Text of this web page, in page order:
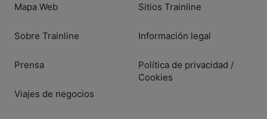
Mapa Web
Sobre Trainline
Prensa
Viajes de negocios
Sitios Trainline
Información legal
Política de privacidad /
Cookies